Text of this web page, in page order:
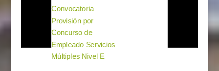
Convocatoria
Provisión por
Concurso de
Empleado Servicios
Múltiples Nivel E